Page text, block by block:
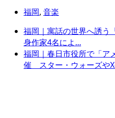
福岡, 音楽
福岡｜寓話の世界へ誘
身作家4名によ...
福岡｜春日市役所で「ア
催 スター・ウォーズや